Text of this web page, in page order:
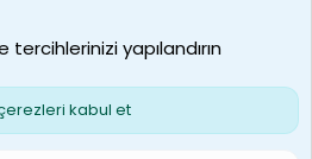
S
yapılandırın
kabul et